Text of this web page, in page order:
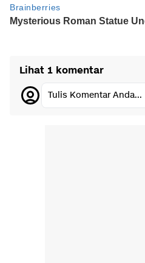
Lihat 1 komentar
Tulis Komentar Anda...